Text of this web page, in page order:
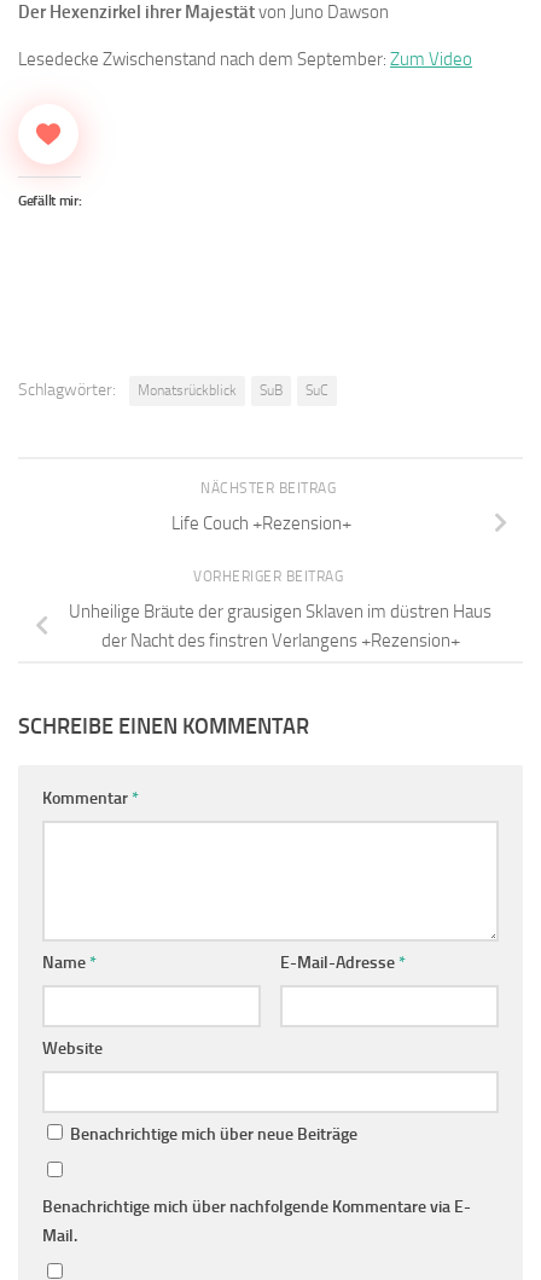
Der Hexenzirkel ihrer Majestätvon Juno Dawson
Lesedecke Zwischenstand nach dem September: Zum Video
Gefällt mir:
Schlagwörter: Monatsrückblick SuB SuC
NÄCHSTER BEITRAG
Life Couch +Rezension+
VORHERIGER BEITRAG
Unheilige Bräute der grausigen Sklaven im düstren Haus
der Nacht des finstren Verlangens +Rezension+
SCHREIBE EINEN KOMMENTAR
Kommentar*
Name* E-Mail-Adresse*
Website
Benachrichtige mich über neue Beiträge
Benachrichtige mich über nachfolgende Kommentare via E-
Mail.